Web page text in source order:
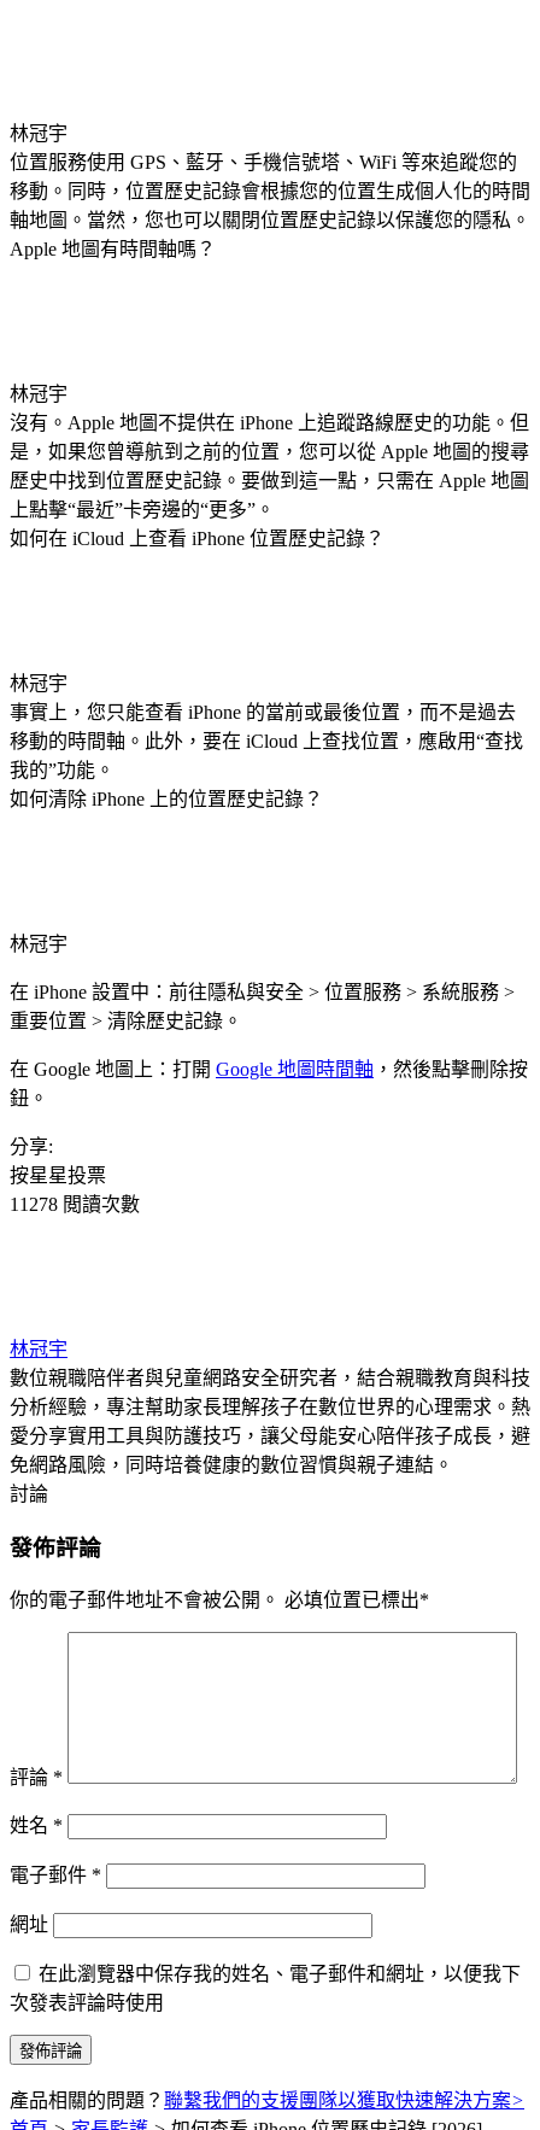
林冠宇
位置服務使用 GPS、藍牙、手機信號塔、WiFi 等來追蹤您的
移動。同時，位置歷史記錄會根據您的位置生成個人化的時間
軸地圖。當然，您也可以關閉位置歷史記錄以保護您的隱私。
Apple 地圖有時間軸嗎？
林冠宇
沒有。Apple 地圖不提供在 iPhone 上追蹤路線歷史的功能。但
是，如果您曾導航到之前的位置，您可以從 Apple 地圖的搜尋
歷史中找到位置歷史記錄。要做到這一點，只需在 Apple 地圖
上點擊“最近”卡旁邊的“更多”。
如何在 iCloud 上查看 iPhone 位置歷史記錄？
林冠宇
事實上，您只能查看 iPhone 的當前或最後位置，而不是過去
移動的時間軸。此外，要在 iCloud 上查找位置，應啟用“查找
我的”功能。
如何清除 iPhone 上的位置歷史記錄？
林冠宇
在 iPhone 設置中：前往隱私與安全 > 位置服務 > 系統服務 >
重要位置 > 清除歷史記錄。
在 Google 地圖上：打開 Google 地圖時間軸 ，然後點擊刪除按
鈕。
分享:
按星星投票
11278 閲讀次數
林冠宇
數位親職陪伴者與兒童網路安全研究者，結合親職教育與科技
分析經驗，專注幫助家長理解孩子在數位世界的心理需求。熱
愛分享實用工具與防護技巧，讓父母能安心陪伴孩子成長，避
免網路風險，同時培養健康的數位習慣與親子連結。
討論
發佈評論
你的電子郵件地址不會被公開。 必填位置已標出*
評論 *
姓名 *
電子郵件 *
網址
在此瀏覽器中保存我的姓名、電子郵件和網址，以便我下
次發表評論時使用
產品相關的問題？ 聯繫我們的支援團隊以獲取快速解決方案>